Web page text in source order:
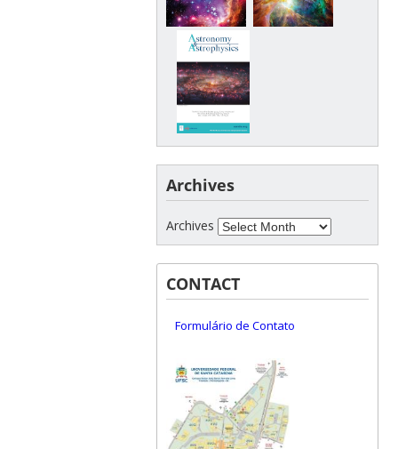
Archives
Archives
CONTACT
Formulário de Contato